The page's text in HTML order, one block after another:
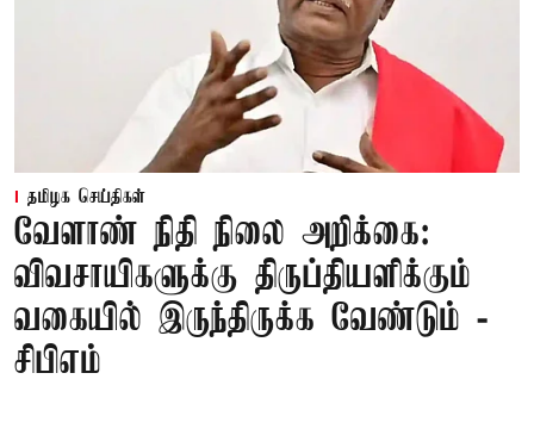
தமிழக செய்திகள்
வேளாண் நிதி நிலை அறிக்கை:
விவசாயிகளுக்கு திருப்தியளிக்கும்
வகையில் இருந்திருக்க வேண்டும் -
சிபிஎம்